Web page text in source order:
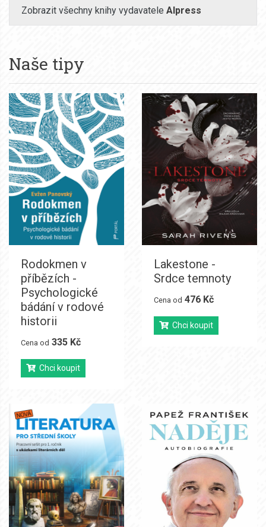
Zobrazit všechny knihy vydavatele Alpress
Naše tipy
Rodokmen v
příbězích -
Psychologické
bádání v rodové
historii
Cena od 335 Kč
Chci koupit
Lakestone -
Srdce temnoty
Cena od 476 Kč
Chci koupit